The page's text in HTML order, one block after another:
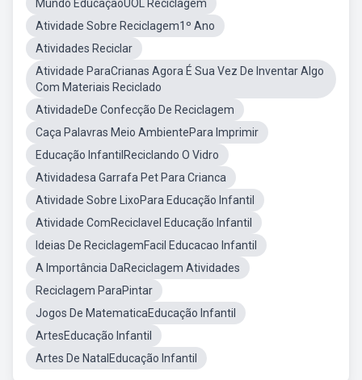
Mundo EducaçãoUOL Reciclagem
Atividade Sobre Reciclagem1º Ano
Atividades Reciclar
Atividade ParaCrianas Agora É Sua Vez De Inventar Algo
Com Materiais Reciclado
AtividadeDe Confecção De Reciclagem
Caça Palavras Meio AmbientePara Imprimir
Educação InfantilReciclando O Vidro
Atividadesa Garrafa Pet Para Crianca
Atividade Sobre LixoPara Educação Infantil
Atividade ComReciclavel Educação Infantil
Ideias De ReciclagemFacil Educacao Infantil
A Importância DaReciclagem Atividades
Reciclagem ParaPintar
Jogos De MatematicaEducação Infantil
ArtesEducação Infantil
Artes De NatalEducação Infantil